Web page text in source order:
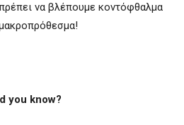
να βλέπουμε κοντόφθαλμα
you know?